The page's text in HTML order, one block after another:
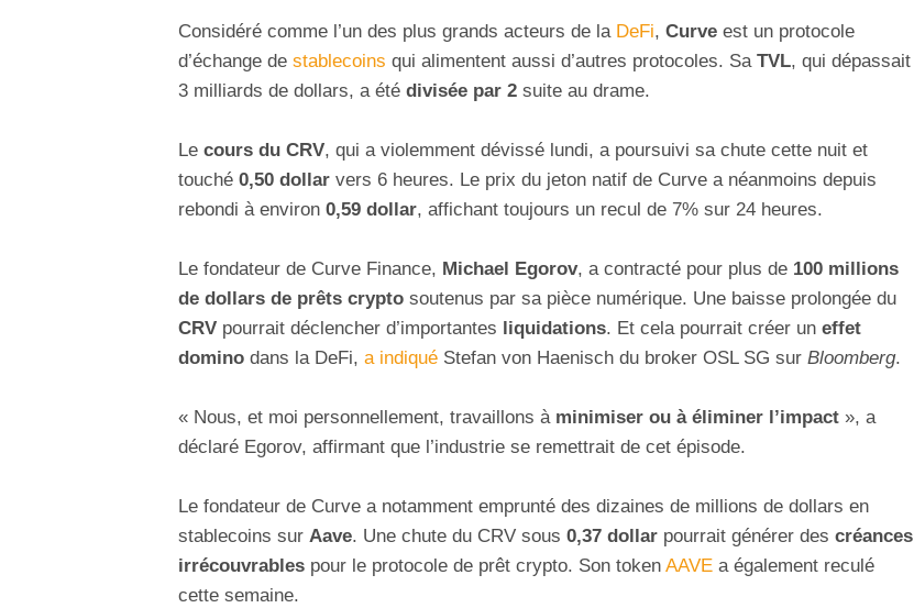
Considéré comme l’un des plus grands acteurs de la DeFi, Curve est un protocole
d’échange de stablecoins qui alimentent aussi d’autres protocoles. Sa TVL, qui dépassait
3 milliards de dollars, a été divisée par 2 suite au drame.
Le cours du CRV, qui a violemment dévissé lundi, a poursuivi sa chute cette nuit et
touché 0,50 dollar vers 6 heures. Le prix du jeton natif de Curve a néanmoins depuis
rebondi à environ 0,59 dollar, affichant toujours un recul de 7% sur 24 heures.
Le fondateur de Curve Finance, Michael Egorov, a contracté pour plus de 100 millions
de dollars de prêts crypto soutenus par sa pièce numérique. Une baisse prolongée du
CRV pourrait déclencher d’importantes liquidations. Et cela pourrait créer un effet
domino dans la DeFi, a indiqué Stefan von Haenisch du broker OSL SG sur Bloomberg.
« Nous, et moi personnellement, travaillons à minimiser ou à éliminer l’impact », a
déclaré Egorov, affirmant que l’industrie se remettrait de cet épisode.
Le fondateur de Curve a notamment emprunté des dizaines de millions de dollars en
stablecoins sur Aave. Une chute du CRV sous 0,37 dollar pourrait générer des créances
irrécouvrables pour le protocole de prêt crypto. Son token AAVE a également reculé
cette semaine.